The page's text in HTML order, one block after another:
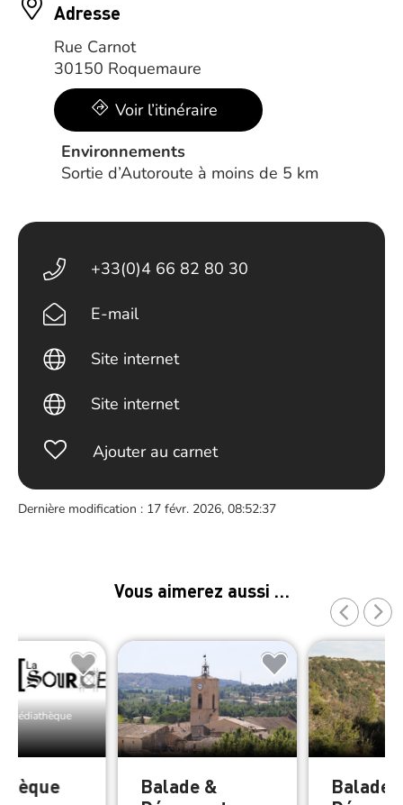
Adresse
Rue Carnot
30150 Roquemaure
Voir l’itinéraire
Environnements
Sortie d’Autoroute à moins de 5 km
+33(0)4 66 82 80 30
E-mail
Site internet
Site internet
Ajouter au carnet
Dernière modification : 17 févr. 2026, 08:52:37
Vous aimerez aussi …
Médiathèque
Balade &
Balade